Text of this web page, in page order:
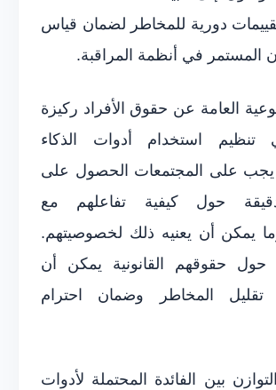
دورية للمخاطر لضمان قياس
المستمر في أنظمة المراقبة.
العامة عن حقوق الأفراد ركيزة
استخدام أدوات الذكاء
يجب على المجتمعات الحصول على
حول كيفية تفاعلهم مع
وما يمكن أن يعنيه ذلك لخصوصيتهم.
حول حقوقهم القانونية يمكن أن
المخاطر وضمان احترام
بين الفائدة المحتملة لأدوات